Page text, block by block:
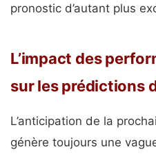
pronostic d’autant plus
L’impact des
sur les prédictions
L’anticipation de la
génère toujours une